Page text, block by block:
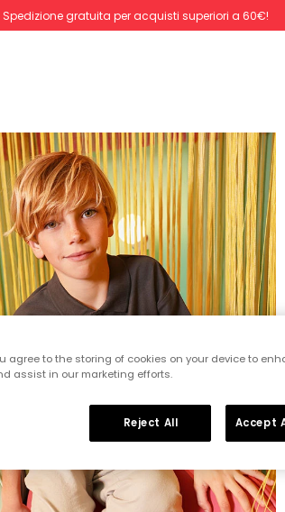
Spedizione gratuita per acquisti superiori a 60€!
agree to the storing of cookies on your device to
assist in our marketing efforts.
Reject All Accept